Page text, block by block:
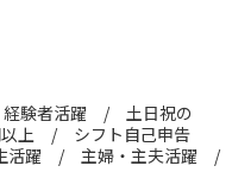
験者活躍 / 土日祝の
上 / シフト自己申告
躍 / 主婦・主夫活躍 /